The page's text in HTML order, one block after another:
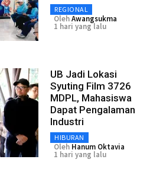
REGIONAL
OlehAwangsukma
1 hari yang lalu
UB Jadi Lokasi
Syuting Film 3726
MDPL, Mahasiswa
Dapat Pengalaman
Industri
HIBURAN
Oleh Hanum Oktavia
1 hari yang lalu